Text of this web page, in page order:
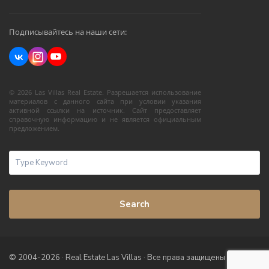
Подписывайтесь на наши сети:
© 2026 Las Villas Real Estate. Разрешается использование
материалов с данного сайта при условии указания
активной ссылки на источник. Сайт предоставляет
справочную информацию и не является официальным
предложением.
Search
© 2004-2026 · Real Estate Las Villas · Все права защищены